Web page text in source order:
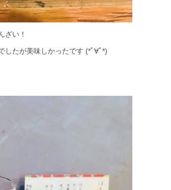
ざい！
したが美味しかったです (*ﾟ∀ﾟ*)